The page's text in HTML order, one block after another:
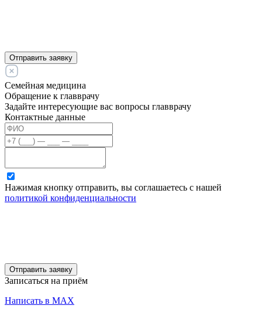
Отправить заявку
Семейная медицина
Обращение к главврачу
Задайте интересующие вас вопросы главврачу
Контактные данные
Нажимая кнопку отправить, вы соглашаетесь с нашей
политикой конфиденциальности
Отправить заявку
Записаться на приём
Написать в MAX